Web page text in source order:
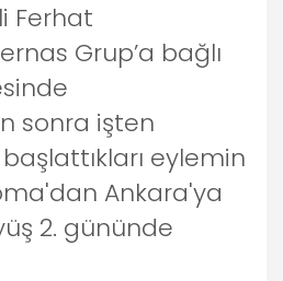
Ferhat
Grup’a bağlı
sonra işten
başlattıkları eylemin
Ankara'ya
2. gününde